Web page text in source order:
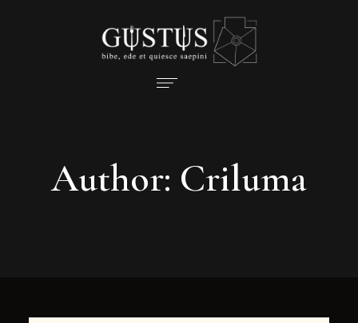
Author: Criluma